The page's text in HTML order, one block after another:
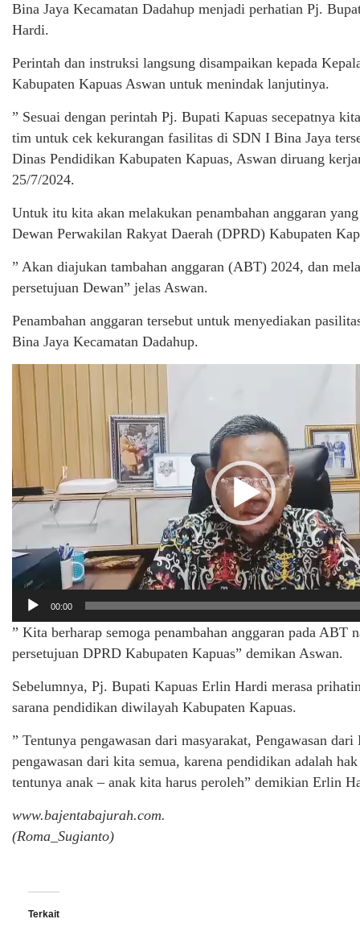
Bina Jaya Kecamatan Dadahup menjadi perhatian Pj.
Hardi.
Perintah dan instruksi langsung disampaikan kepada
Kabupaten Kapuas Aswan untuk menindak lanjutinya.
” Sesuai dengan perintah Pj. Bupati Kapuas secepatnya
tim untuk cek kekurangan fasilitas di SDN I Bina Jaya
Dinas Pendidikan Kabupaten Kapuas, Aswan diruang
25/7/2024.
Untuk itu kita akan melakukan penambahan anggaran
Dewan Perwakilan Rakyat Daerah (DPRD) Kabupaten
” Akan diajukan tambahan anggaran (ABT) 2024, dan
persetujuan Dewan” jelas Aswan.
Penambahan anggaran tersebut untuk menyediakan
Bina Jaya Kecamatan Dadahup.
Pemutar
Video
00:00
” Kita berharap semoga penambahan anggaran pada ABT
persetujuan DPRD Kabupaten Kapuas” demikan Aswan.
Sebelumnya, Pj. Bupati Kapuas Erlin Hardi merasa
sarana pendidikan diwilayah Kabupaten Kapuas.
” Tentunya pengawasan dari masyarakat, Pengawasan dari
pengawasan dari kita semua, karena pendidikan adalah
tentunya anak – anak kita harus peroleh” demikian Erlin
www.bajentabajurah.com.
(Roma_Sugianto)
Terkait